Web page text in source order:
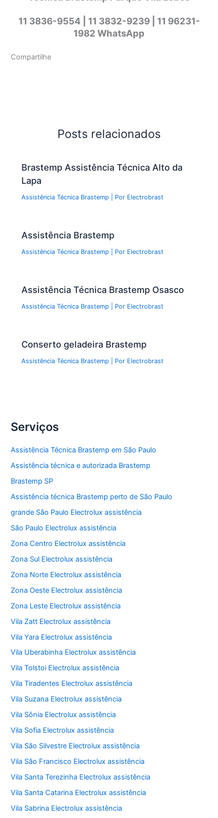
11 3836-9554 | 11 3832-9239 | 11 96231-
1982 WhatsApp
Compartilhe
Posts relacionados
Brastemp Assistência Técnica Alto da
Lapa
Assistência Técnica Brastemp | Por Electrobrast
Assistência Brastemp
Assistência Técnica Brastemp | Por Electrobrast
Assistência Técnica Brastemp Osasco
Assistência Técnica Brastemp | Por Electrobrast
Conserto geladeira Brastemp
Assistência Técnica Brastemp | Por Electrobrast
Serviços
Assistência Técnica Brastemp em São Paulo
Assistência técnica e autorizada Brastemp
Brastemp SP
Assistência técnica Brastemp perto de São Paulo
grande São Paulo Electrolux assistência
São Paulo Electrolux assistência
Zona Centro Electrolux assistência
Zona Sul Electrolux assistência
Zona Norte Electrolux assistência
Zona Oeste Electrolux assistência
Zona Leste Electrolux assistência
Vila Zatt Electrolux assistência
Vila Yara Electrolux assistência
Vila Uberabinha Electrolux assistência
Vila Tolstoi Electrolux assistência
Vila Tiradentes Electrolux assistência
Vila Suzana Electrolux assistência
Vila Sônia Electrolux assistência
Vila Sofia Electrolux assistência
Vila São Silvestre Electrolux assistência
Vila São Francisco Electrolux assistência
Vila Santa Terezinha Electrolux assistência
Vila Santa Catarina Electrolux assistência
Vila Sabrina Electrolux assistência